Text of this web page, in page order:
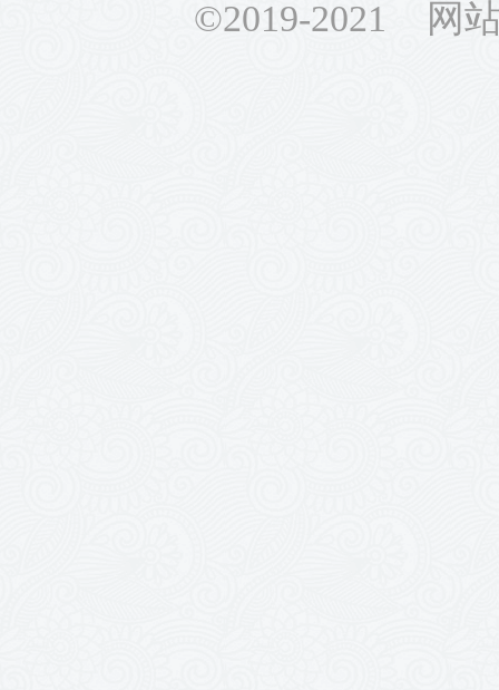
©2019-2021 网